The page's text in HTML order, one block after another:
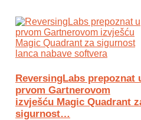
ReversingLabs prepoznat
prvom Gartnerovom
izvješću Magic Quadrant
sigurnost…